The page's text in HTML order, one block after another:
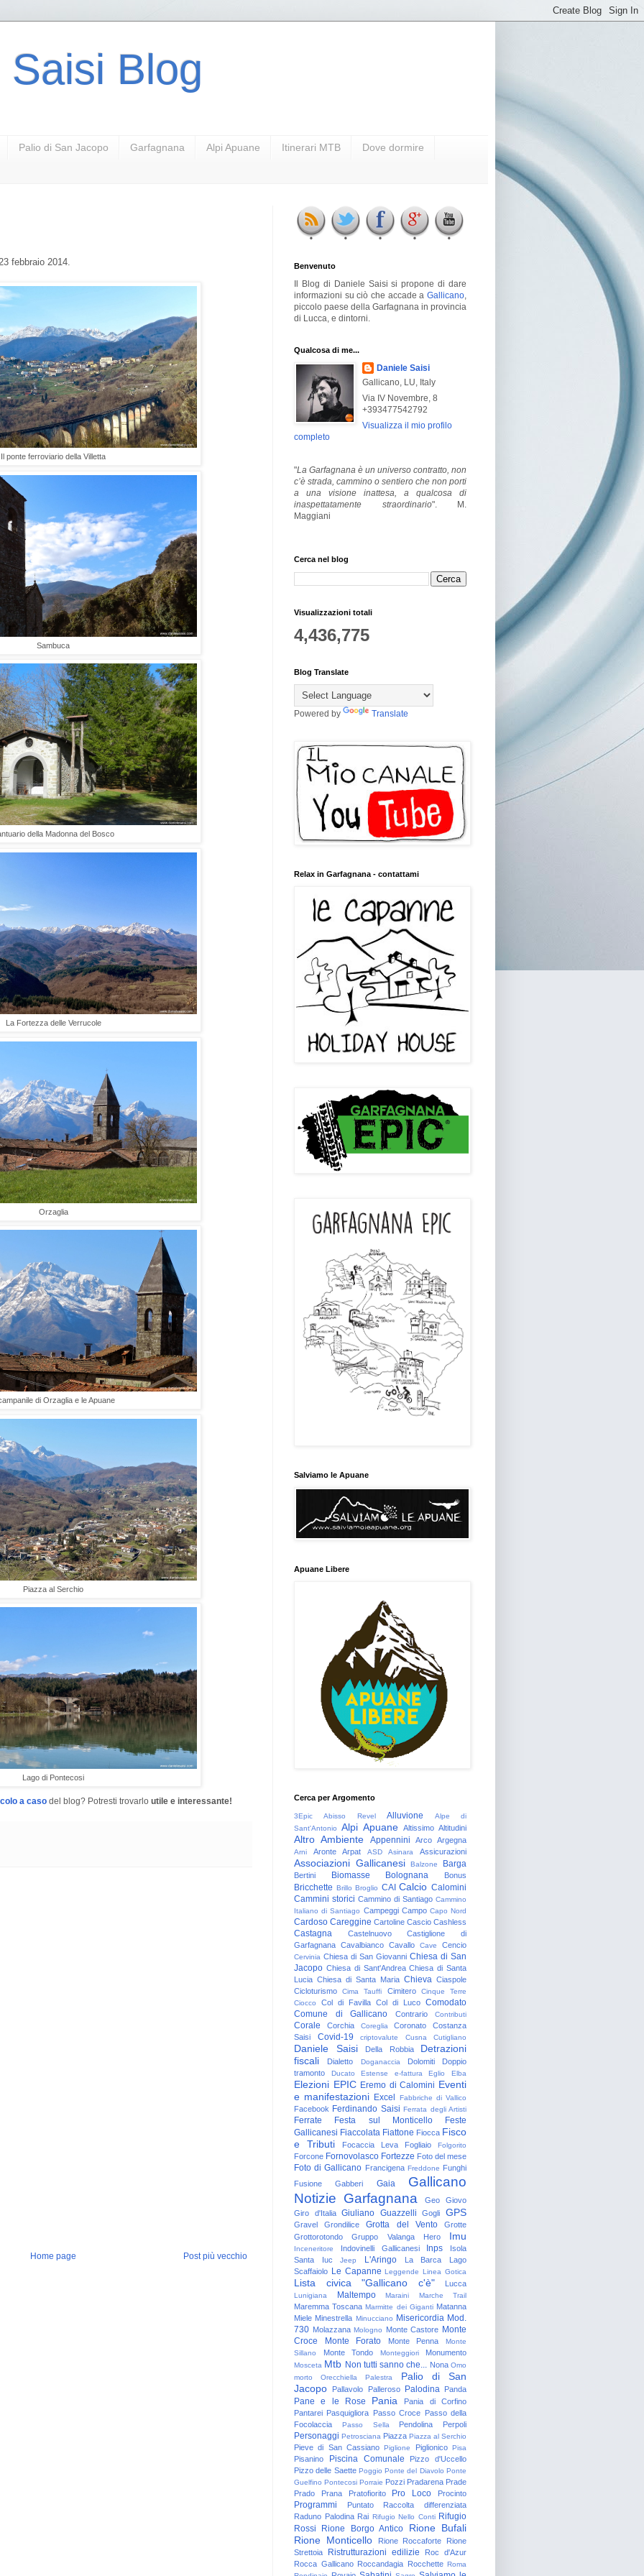
Blog
Palio di San Jacopo Garfagnana Alpi Apuane Itinerari MTB Dove dormire
febbraio 2014.
Il ponte ferroviario della Villetta
Sambuca
della Madonna del Bosco
La Fortezza delle Verrucole
Orzaglia
di Orzaglia e le Apuane
Piazza al Serchio
Lago di Pontecosi
a caso del blog? Potresti trovarlo utile e interessante!
Post più vecchio
Home page
Benvenuto
Il Blog di Daniele Saisi si propone di dare
informazioni su ciò che accade a Gallicano
piccolo paese della Garfagnana in provincia
di Lucca, e dintorni.
Qualcosa di me...
Daniele Saisi
Gallicano, LU, Italy
Via IV Novembre, 8
+393477542792
Visualizza il mio profilo
completo
"La Garfagnana è un universo contratto, non
c’è strada, cammino o sentiero che non porti
a una visione inattesa, a qualcosa di
inaspettatamente straordinario". M.
Maggiani
Cerca nel blog
Visualizzazioni totali
4,436,775
Blog Translate
Powered by Translate
Relax in Garfagnana - contattami
Salviamo le Apuane
Apuane Libere
Cerca per Argomento
3Epic Abisso Revel Alluvione
Alpe di
Sant'Antonio
Alpi Apuane Altissimo Altitudini
Altro Ambiente Appennini Arco Argegna
Arni Aronte Arpat ASD Asinara Assicurazioni
Associazioni Gallicanesi Balzone Barga
Bertini Biomasse Bolognana Bonus
Bricchette Brillo Broglio CAI Calcio Calomini
Cammini storici Cammino di Santiago Cammino
Italiano di Santiago Campeggi Campo Capo Nord
Cardoso Careggine Cartoline Cascio Cashless
Castagna Castelnuovo
Castiglione di
Garfagnana Cavalbianco Cavallo Cave Cencio
Cervinia Chiesa di San Giovanni Chiesa di San
Jacopo Chiesa di Sant'Andrea Chiesa di Santa
Lucia Chiesa di Santa Maria Chieva Ciaspole
Cicloturismo
Cima Tauffi Cimitero
Cinque Terre
Ciocco
Col di Favilla Col di Luco Comodato
Comune di Gallicano
Contrario Contributi
Corale Corchia Coreglia Coronato
Costanza
Saisi
Covid-19 criptovalute Cusna Cutigliano
Daniele Saisi Della Robbia
Detrazioni
fiscali
Dialetto Doganaccia Dolomiti
Doppio
tramonto
Ducato Estense e-fattura Eglio Elba
Elezioni EPIC Eremo di Calomini Eventi
e manifestazioni Excel Fabbriche di Vallico
Facebook Ferdinando Saisi Ferrata degli Artisti
Ferrate Festa sul Monticello
Feste
Gallicanesi Fiaccolata Fiattone Fiocca Fisco
e Tributi
Focaccia Leva Fogliaio Folgorito
Forcone Fornovolasco Fortezze Foto del mese
Foto di Gallicano Francigena Freddone Funghi
Fusione
Gabberi Gaia
Gallicano
Notizie Garfagnana Geo
Giovo
Giro d'Italia
Giuliano Guazzelli Gogli GPS
Gravel Grondilice Grotta del Vento
Grotte
Grottorotondo
Gruppo Valanga Hero Imu
Inceneritore Indovinelli Gallicanesi Inps
Isola
Santa
Iuc Jeep L'Aringo La Barca
Lago
Scaffaiolo Le Capanne Leggende Linea Gotica
Lista civica "Gallicano c'è" Lucca
Lunigiana Maltempo Maraini Marche Trail
Maremma Toscana Marmitte dei Giganti Matanna
Miele Minestrella Minucciano Misericordia Mod.
730 Molazzana Mologno Monte Castore Monte
Croce
Monte Forato Monte Penna
Monte
Sillano
Monte Tondo Monteggiori Monumento
Mosceta Mtb Non tutti sanno che... Nona Omo
morto
Orecchiella Palestra
Palio di San
Jacopo
Pallavolo Palleroso Palodina Panda
Pane e le Rose Pania
Pania di Corfino
Pantarei Pasquigliora Passo Croce Passo della
Focolaccia
Passo Sella Pendolina Perpoli
Personaggi Petrosciana Piazza Piazza al Serchio
Pieve di San Cassiano Piglione Piglionico Pisa
Pisanino Piscina Comunale
Pizzo d'Uccello
Pizzo delle Saette Poggio Ponte del Diavolo Ponte
Guelfino Pontecosi Porraie Pozzi Pradarena Prade
Prado
Prana Pratofiorito Pro Loco Procinto
Programmi Puntato
Raccolta differenziata
Raduno Palodina Rai Rifugio Nello Conti Rifugio
Rossi
Rione Borgo Antico
Rione Bufali
Rione Monticello
Rione Roccaforte
Rione
Strettoia
Ristrutturazioni edilizie
Roc d'Azur
Rocca Gallicano Roccandagia Rocchette Roma